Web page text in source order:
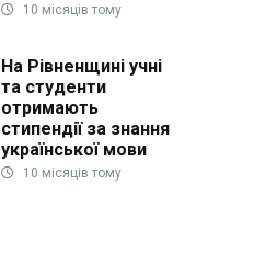
10 місяців тому
На Рівненщині учні
та студенти
отримають
стипендії за знання
української мови
10 місяців тому